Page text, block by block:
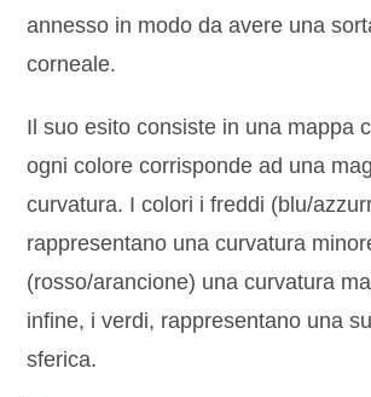
annesso in modo da avere una
corneale.
Il suo esito consiste in una mappa
ogni colore corrisponde ad una
curvatura. I colori i freddi (blu/
rappresentano una curvatura
(rosso/arancione) una curvatura
infine, i verdi, rappresentano una
sferica.